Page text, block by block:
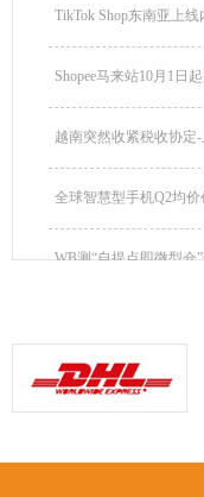
TikTok Shop东南亚上
Shopee马来站10月1日
越南突然收紧税收协定
全球智慧型手机Q2均
WB测“自提点即微型仓